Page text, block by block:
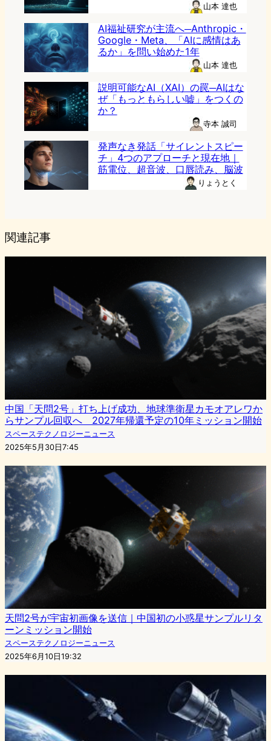
山本 達也
AI福祉研究が主流へ─Anthropic・
Google・Meta、「AIに感情はあ
るか」を問い始めた1年
山本 達也
説明可能なAI（XAI）の罠─AIはな
ぜ「もっともらしい嘘」をつくの
か？
寺本 誠司
発声なき発話「サイレントスピー
チ」4つのアプローチと現在地｜
筋電位、超音波、口唇読み、脳波
りょうとく
関連記事
中国「天問2号」打ち上げ成功、地球準衛星カモオアレワか
らサンプル回収へ 2027年帰還予定の10年ミッション開始
スペーステクノロジーニュース
2025年5月30日7:45
天問2号が宇宙初画像を送信｜中国初の小惑星サンプルリタ
ーンミッション開始
スペーステクノロジーニュース
2025年6月10日19:32